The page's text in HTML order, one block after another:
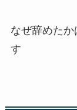
なぜ辞めた
す